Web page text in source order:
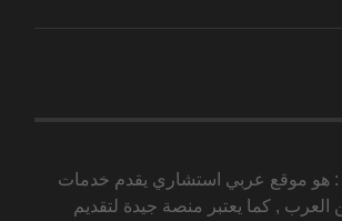
: هو موقع عربي استشاري يقدم خدمات
العرب , كما يعتبر منصة جيدة لتقديم